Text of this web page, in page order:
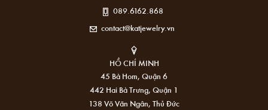
089.6162.868
contact@katjewelry.vn
HỒ CHÍ MINH
45 Bà Hom, Quận 6
442 Hai Bà Trưng, Quận 1
138 Võ Văn Ngân, Thủ Đức